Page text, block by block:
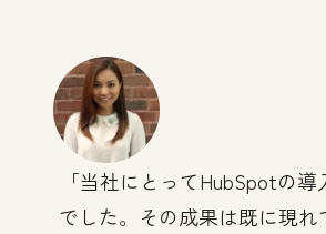
当社にとってHubSpotの導
でした。その成果は既に現れ